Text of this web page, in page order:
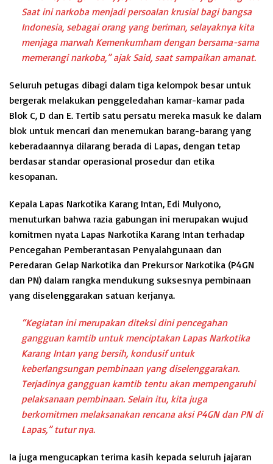
Saat ini narkoba menjadi persoalan krusial bagi bangsa
Indonesia, sebagai orang yang beriman, selayaknya kita
menjaga marwah Kemenkumham dengan bersama-sama
memerangi narkoba,” ajak Said, saat sampaikan amanat.
Seluruh petugas dibagi dalam tiga kelompok besar untuk
bergerak melakukan penggeledahan kamar-kamar pada
Blok C, D dan E. Tertib satu persatu mereka masuk ke dalam
blok untuk mencari dan menemukan barang-barang yang
keberadaannya dilarang berada di Lapas, dengan tetap
berdasar standar operasional prosedur dan etika
kesopanan.
Kepala Lapas Narkotika Karang Intan, Edi Mulyono,
menuturkan bahwa razia gabungan ini merupakan wujud
komitmen nyata Lapas Narkotika Karang Intan terhadap
Pencegahan Pemberantasan Penyalahgunaan dan
Peredaran Gelap Narkotika dan Prekursor Narkotika (P4GN
dan PN) dalam rangka mendukung suksesnya pembinaan
yang diselenggarakan satuan kerjanya.
“Kegiatan ini merupakan diteksi dini pencegahan
gangguan kamtib untuk menciptakan Lapas Narkotika
Karang Intan yang bersih, kondusif untuk
keberlangsungan pembinaan yang diselenggarakan.
Terjadinya gangguan kamtib tentu akan mempengaruhi
pelaksanaan pembinaan. Selain itu, kita juga
berkomitmen melaksanakan rencana aksi P4GN dan PN di
Lapas,” tutur nya.
Ia juga mengucapkan terima kasih kepada seluruh jajaran